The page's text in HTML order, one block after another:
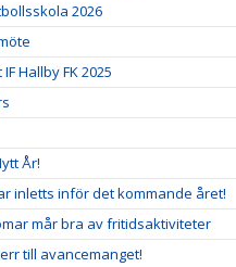
2026
Hallby FK 2025
År!
inletts inför det kommande året!
mår bra av fritidsaktiviteter
till avancemanget!